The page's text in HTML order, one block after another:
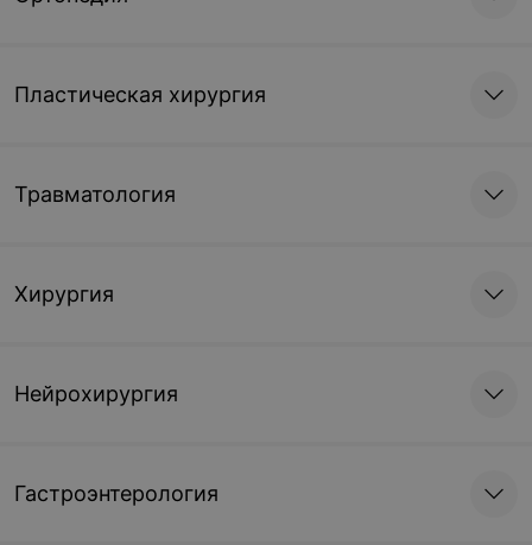
Пластическая хирургия
Травматология
Хирургия
Нейрохирургия
Гастроэнтерология